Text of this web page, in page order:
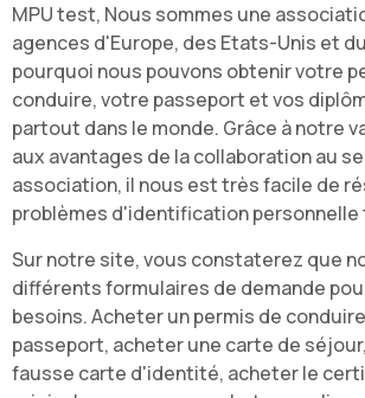
MPU test, Nous sommes une
agences d'Europe, des Etats-Unis et
pourquoi nous pouvons obtenir votre
conduire, votre passeport et vos
partout dans le monde. Grâce à notre
aux avantages de la collaboration au
association, il nous est très facile de
problèmes d'identification personnelle
Sur notre site, vous constaterez que
différents formulaires de demande
besoins. Acheter un permis de
passeport, acheter une carte de
fausse carte d'identité, acheter le